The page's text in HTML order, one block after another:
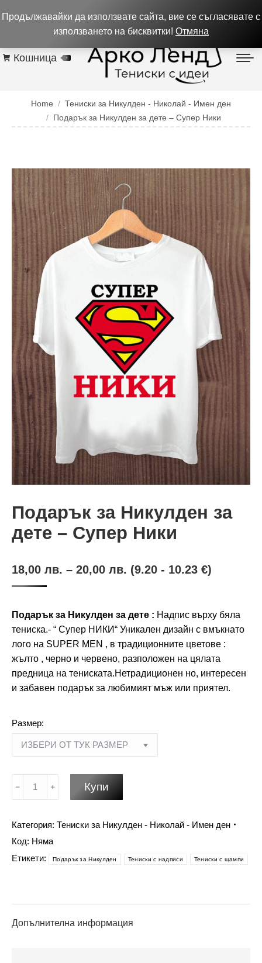
Контакти
Кошница
Home
Тениски за Никулден - Николай - Имен ден
Подарък за Никулден за дете – Супер Ники
Подарък за Никулден за
дете – Супер Ники
18,00 лв. – 20,00 лв. (9.20 - 10.23 €)
Подарък за Никулден за дете : Надпис върху бяла
тениска.- “ Супер НИКИ“ Уникален дизайн с вмъкнато
лого на SUPER MEN , в традиционните цветове :
жълто , черно и червено, разположен на цялата
предница на тениската.Нетрадиционен но, интересен
и забавен подарък за любимият мъж или приятел.
Размер:
за
Никулден
за
Купи
Категория: Тениски за Никулден - Николай - Имен ден
Код: Няма
Етикети:
Подарък за Никулден Тениски с надписи Тениски с щампи
Допълнителна информация
Продължавайки да използвате сайта, вие се съгласявате с
използването на бисквитки! Отмяна